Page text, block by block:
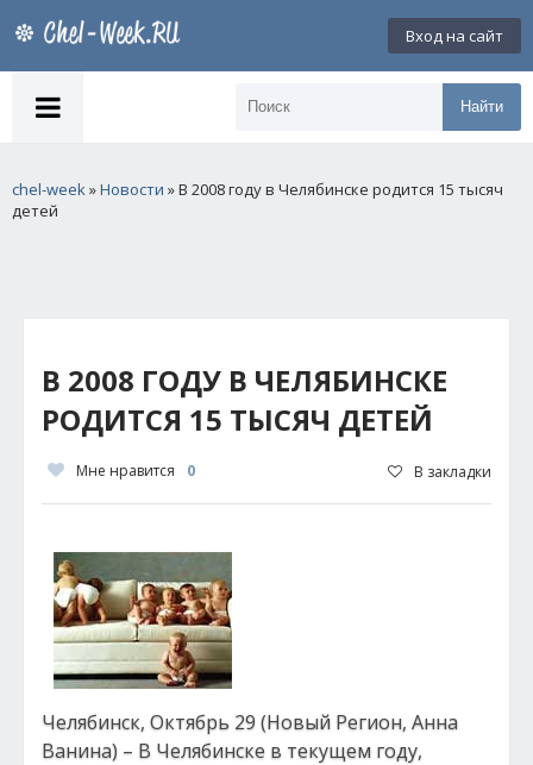
Вход на сайт
Найти
chel-week»Новости » В 2008 году в Челябинске родится 15 тысяч
детей
В 2008 ГОДУ В ЧЕЛЯБИНСКЕ
РОДИТСЯ 15 ТЫСЯЧ ДЕТЕЙ
Мне нравится 0 В закладки
Челябинск, Октябрь 29 (Новый Регион, Анна
Ванина) – В Челябинске в текущем году,